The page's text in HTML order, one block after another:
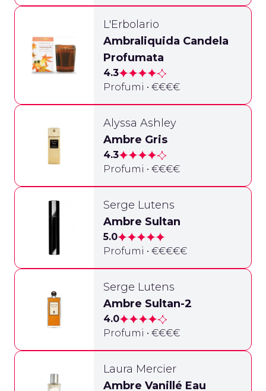
L'Erbolario
Ambraliquida Candela
Profumata
4.3
Profumi • €€€€
Alyssa Ashley
Ambre Gris
4.3
Profumi • €€€€
Serge Lutens
Ambre Sultan
5.0
Profumi • €€€€€
Serge Lutens
Ambre Sultan-2
4.0
Profumi • €€€€
Laura Mercier
Ambre Vanillé Eau